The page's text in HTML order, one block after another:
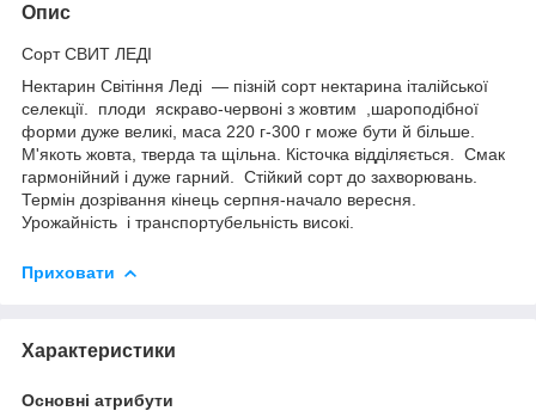
Опис
Сорт СВИТ ЛЕДІ
Нектарин Світіння Леді — пізній сорт нектарина італійської
селекції. плоди яскраво-червоні з жовтим ,шароподібної
форми дуже великі, маса 220 г-300 г може бути й більше.
М'якоть жовта, тверда та щільна. Кісточка відділяється. Смак
гармонійний і дуже гарний. Стійкий сорт до захворювань.
Термін дозрівання кінець серпня-начало вересня.
Урожайність і транспортубельність високі.
Приховати
Характеристики
Основні атрибути